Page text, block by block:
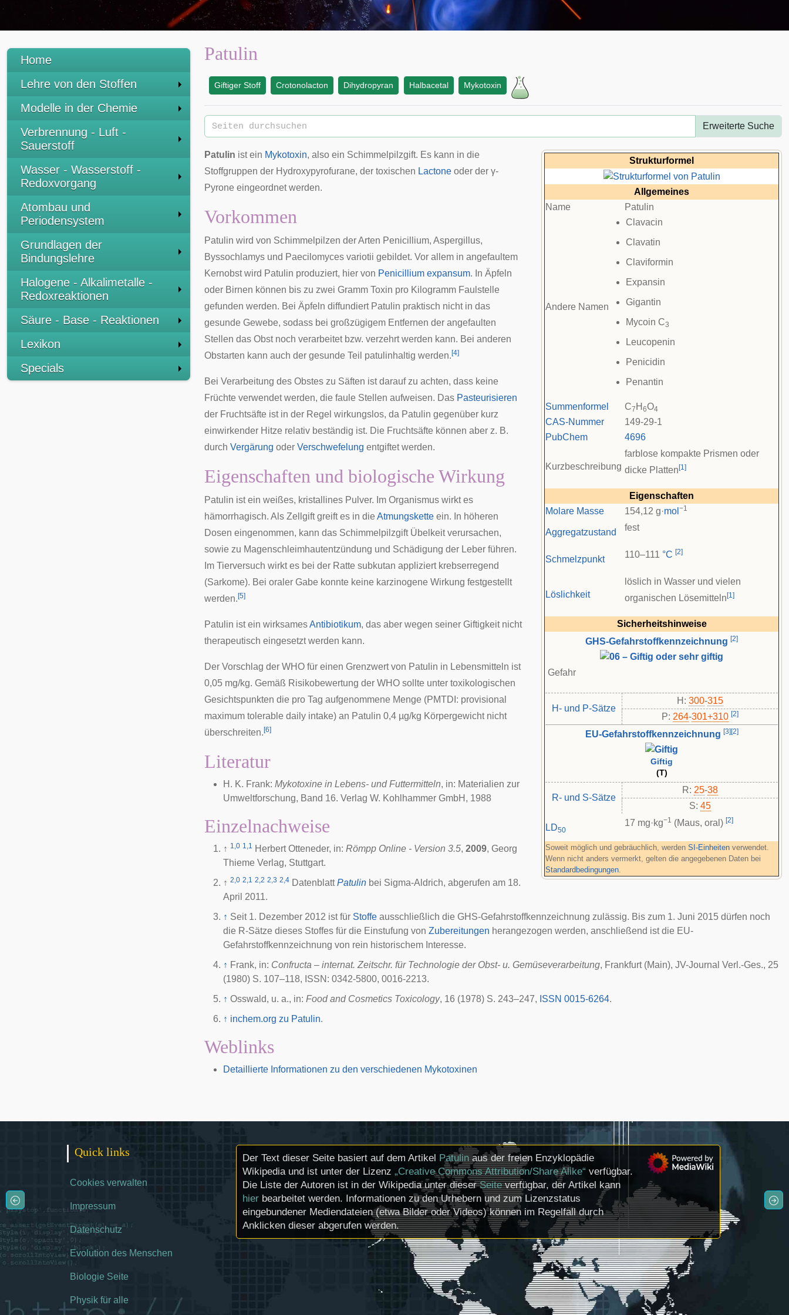
Home
Lehre von den Stoffen
Modelle in der Chemie
Verbrennung - Luft -
Sauerstoff
Wasser - Wasserstoff -
Redoxvorgang
Atombau und
Periodensystem
Grundlagen der
Bindungslehre
Halogene - Alkalimetalle -
Redoxreaktionen
Säure - Base - Reaktionen
Lexikon
Specials
Patulin
Giftiger Stoff Crotonolacton Dihydropyran Halbacetal Mykotoxin
Erweiterte Suche
Strukturformel
Allgemeines
Name
Patulin
Andere Namen
Clavacin
Clavatin
Claviformin
Expansin
Gigantin
Mycoin C3
Leucopenin
Penicidin
Penantin
Summenformel C7 H 6O4
CAS-Nummer
149-29-1
PubChem
4696
Kurzbeschreibung
farblose kompakte Prismen oder
dicke Platten [1]
Eigenschaften
Molare Masse
154,12 g·mol −1
Aggregatzustand fest
Schmelzpunkt 110–111 °C [2]
Löslichkeit
löslich in Wasser und vielen
organischen Lösemitteln [1]
Sicherheitshinweise
GHS-Gefahrstoffkennzeichnung [2]
Gefahr
H- und P-Sätze
H: 300-315
P: 264-​301+310 [2]
EU-Gefahrstoffkennzeichnung [3] [2]
Giftig
(T)
R- und S-Sätze
R: 25-38
S: 45
LD50
17 mg·kg−1 (Maus, oral) [2]
Soweit möglich und gebräuchlich, werden SI-Einheiten verwendet.
Wenn nicht anders vermerkt, gelten die angegebenen Daten bei
Standardbedingungen.
Patulin ist ein Mykotoxin, also ein Schimmelpilzgift. Es kann in die
Stoffgruppen der Hydroxypyrofurane, der toxischen Lactone oder der γ-
Pyrone eingeordnet werden.
Vorkommen
Patulin wird von Schimmelpilzen der Arten Penicillium, Aspergillus,
Byssochlamys und Paecilomyces variotii gebildet. Vor allem in angefaultem
Kernobst wird Patulin produziert, hier von Penicillium expansum. In Äpfeln
oder Birnen können bis zu zwei Gramm Toxin pro Kilogramm Faulstelle
gefunden werden. Bei Äpfeln diffundiert Patulin praktisch nicht in das
gesunde Gewebe, sodass bei großzügigem Entfernen der angefaulten
Stellen das Obst noch verarbeitet bzw. verzehrt werden kann. Bei anderen
Obstarten kann auch der gesunde Teil patulinhaltig werden. [4]
Bei Verarbeitung des Obstes zu Säften ist darauf zu achten, dass keine
Früchte verwendet werden, die faule Stellen aufweisen. Das Pasteurisieren
der Fruchtsäfte ist in der Regel wirkungslos, da Patulin gegenüber kurz
einwirkender Hitze relativ beständig ist. Die Fruchtsäfte können aber z. B.
durch Vergärung oder Verschwefelung entgiftet werden.
Eigenschaften und biologische Wirkung
Patulin ist ein weißes, kristallines Pulver. Im Organismus wirkt es
hämorrhagisch. Als Zellgift greift es in die Atmungskette ein. In höheren
Dosen eingenommen, kann das Schimmelpilzgift Übelkeit verursachen,
sowie zu Magenschleimhautentzündung und Schädigung der Leber führen.
Im Tierversuch wirkt es bei der Ratte subkutan appliziert krebserregend
(Sarkome). Bei oraler Gabe konnte keine karzinogene Wirkung festgestellt
werden. [5]
Patulin ist ein wirksamesAntibiotikum, das aber wegen seiner Giftigkeit nicht
therapeutisch eingesetzt werden kann.
Der Vorschlag der WHO für einen Grenzwert von Patulin in Lebensmitteln ist
0,05 mg/kg. Gemäß Risikobewertung der WHO sollte unter toxikologischen
Gesichtspunkten die pro Tag aufgenommene Menge (PMTDI: provisional
maximum tolerable daily intake) an Patulin 0,4 µg/kg Körpergewicht nicht
überschreiten. [6]
Literatur
H. K. Frank: Mykotoxine in Lebens- und Futtermitteln, in: Materialien zur
Umweltforschung, Band 16. Verlag W. Kohlhammer GmbH, 1988
Einzelnachweise
↑ 1,0 1,1 Herbert Otteneder, in: Römpp Online - Version 3.5, 2009, Georg
Thieme Verlag, Stuttgart.
↑ 2,0 2,1 2,2 2,3 2,4 DatenblattPatulin bei Sigma-Aldrich, abgerufen am 18.
April 2011.
↑ Seit 1. Dezember 2012 ist für Stoffe ausschließlich die GHS-Gefahrstoffkennzeichnung zulässig. Bis zum 1. Juni 2015 dürfen noch
die R-Sätze dieses Stoffes für die Einstufung von Zubereitungen herangezogen werden, anschließend ist die EU-
Gefahrstoffkennzeichnung von rein historischem Interesse.
↑ Frank, in: Confructa – internat. Zeitschr. für Technologie der Obst- u. Gemüseverarbeitung, Frankfurt (Main), JV-Journal Verl.-Ges., 25
(1980) S. 107–118, ISSN: 0342-5800, 0016-2213.
↑ Osswald, u. a., in: Food and Cosmetics Toxicology, 16 (1978) S. 243–247, ISSN 0015-6264.
↑ inchem.org zu Patulin.
Weblinks
Detaillierte Informationen zu den verschiedenen Mykotoxinen
Quick links
Cookies verwalten
Impressum
Datenschutz
Evolution des Menschen
Biologie Seite
Physik für alle
Der Text dieser Seite basiert auf dem Artikel Patulinaus der freien Enzyklopädie
Wikipedia und ist unter der Lizenz „Creative Commons Attribution/Share Alike“ verfügbar.
Die Liste der Autoren ist in der Wikipedia unter dieserSeiteverfügbar, der Artikel kann
hier bearbeitet werden. Informationen zu den Urhebern und zum Lizenzstatus
eingebundener Mediendateien (etwa Bilder oder Videos) können im Regelfall durch
Anklicken dieser abgerufen werden.